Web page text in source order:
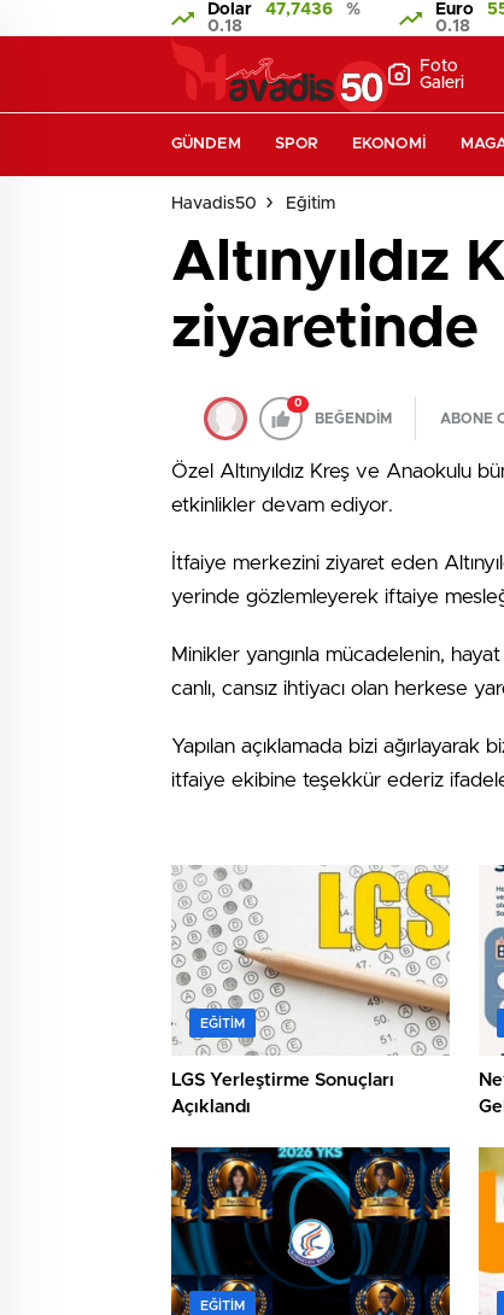
Dolar 47,7436
%
0.18
Euro
0.18
Foto
Galeri
GÜNDEM SPOR EKONOMI
Havadis50 Eğitim
Altınyıldız
ziyaretinde
0
BEĞENDİM ABONE
Özel Altınyıldız Kreş ve Anaokulu
etkinlikler devam ediyor.
İtfaiye merkezini ziyaret eden
yerinde gözlemleyerek iftaiye
Minikler yangınla mücadelenin,
canlı, cansız ihtiyacı olan herkese
Yapılan açıklamada bizi
itfaiye ekibine teşekkür ederiz
EĞITIM
LGS Yerleştirme Sonuçları
Açıklandı
EĞITIM